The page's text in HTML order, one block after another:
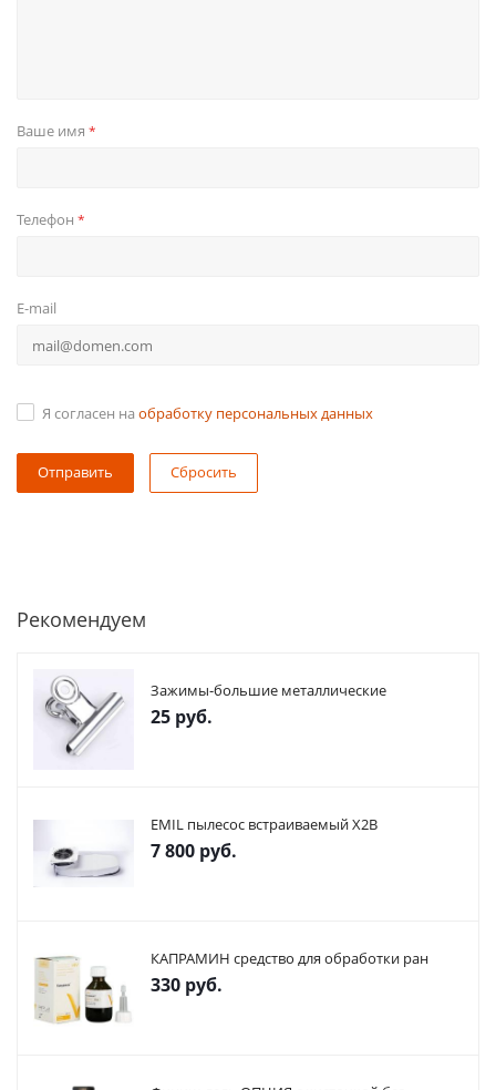
Ваше имя *
Телефон *
E-mail
Я согласен на обработку персональных данных
Сбросить
Рекомендуем
Зажимы-большие металлические
25 руб.
EMIL пылесос встраиваемый X2В
7 800 руб.
КАПРАМИН средство для обработки ран
330 руб.